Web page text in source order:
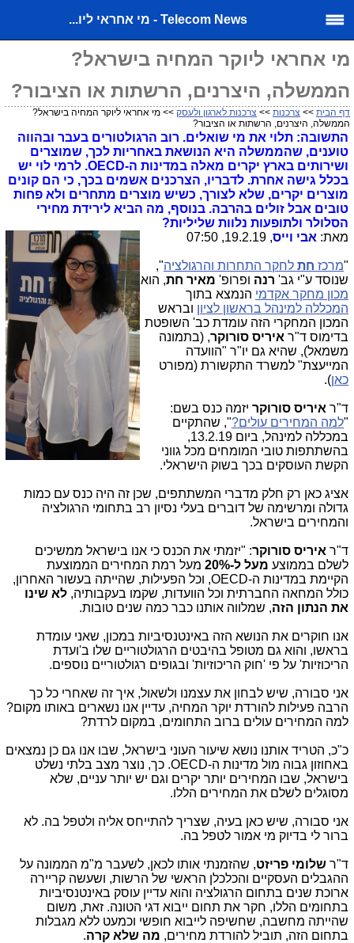
Telecom News - מי אחראי ליו...
מי אחראי ליוקר המחיה בישראל?
הממשלה, היצרנים, הרשתות או הציבור?
דף הבית >> צרכנות >> צרכנות לארגון ולעסק >> מי אחראי ליוקר המחיה בישראל?
הממשלה, היצרנים, הרשתות או הציבור?
התשובה: תלוי את מי שואלים. רוב הרגולטורים בעבר ובהווה
טוענים, שהממשלה היא הנושאת באחריות לכך, שמוצרים
ושירותים בארץ יקרים מאלה במדינות ה-OECD. לרמי לוי יש
בכלל גישה אחרת. לדבריו, הצרכנים אשמים בכך, כי הם קונים
מוצרים יקרים, שלא לצורך, כשיש מוצרים מתחרים ולא פחות
טובים אבל זולים בהרבה. בנוסף, מה הביא לירידת מחירי
הסלולר ולתופעות נלוות שליליות?
מאת: אבי וייס, 19.2.19, 07:50
"מרכז חת לחקר התחרות והרגולציה",
שנוסד ע"י גב' רנה ופרופ' מאיר חת, הוא
מכון מחקר אקדמי הנמצא בתוך
המכללה למינהל בראשון לציון ובראש
המכון המחקרי הזה עומדת כב' השופטת
בדימוס ד"ר איריס סורוקר, (בתמונה
משמאל), שהיא גם יו"ר "הוועדה
המייעצת" למשרד התקשורת (מפורט
כאן).
ד"ר איריס סורוקר יזמה כנס בשם:
"למה המחירים עולים?", שהתקיים
במכללה למינהל, ביום 13.2.19,
בהשתתפות טובי המומחים מכל גווני
הקשת העוסקים בכך בשוק הישראלי.
אציג כאן רק חלק מדברי המשתתפים, שכן זה היה כנס עם כמות
גדולה ומרשימה של דוברים בעלי נסיון רב בתחומי הרגולציה
והמחירים בישראל.
ד"ר איריס סורוקר: "יזמתי את הכנס כי אנו בישראל ממשיכים
לשלם בממוצע מעל ל-20%
מעל רמת המחירים הממוצעת
הקיימת במדינות ה-OECD, וכל הפעילות, שהייתה בעשור האחרון,
כולל המחאה החברתית וכל הוועדות, שקמו בעקבותיה, לא שינו
את הנתון הזה, שמלווה אותנו כבר כמה שנים טובות.
אנו חוקרים את הנושא הזה באינטנסיביות במכון, שאני עומדת
בראשו, והוא גם מטופל בהיבטים הרגולטוריים שלו ב'ועדת
הריכוזיות' על פי 'חוק הריכוזיות' ובגופים רגולטוריים נוספים.
אני סבורה, שיש לבחון את עצמנו ולשאול, איך זה שאחרי כל כך
הרבה פעילות להורדת יוקר המחיה, עדיין אנו נשארים באותו מקום?
למה המחירים עולים ברוב התחומים, במקום לרדת?
כ"כ, הטריד אותנו נושא שיעור העוני בישראל, שבו אנו גם כן נמצאים
באחוזון גבוה מול מדינות ה-OECD. כך, נוצר מצב בלתי נשלט
בישראל, שבו המחירים יותר יקרים וגם יש יותר עניים, שלא
מסוגלים לשלם את המחירים הללו.
אני סבורה, שיש כאן בעיה, שצריך להתייחס אליה ולטפל בה. לא
ברור לי בדיוק מי אמור לטפל בה.
ד"ר שלומי פריזט, שהזמנתי אותו לכאן, לשעבר מ"מ הממונה על
ההגבלים העסקיים והכלכלן הראשי של הרשות, ושעשה קריירה
ארוכת שנים בתחום הרגולציה והוא עדיין עוסק באינטנסיביות
בתחומים הללו, חקר את תחום ייבוא דגי הטונה. זאת, משום
שהייתה מחשבה, שחשיפה לייבוא חופשי וכמעט ללא מגבלות
בתחום הזה, תוביל להורדת מחירים, מה שלא קרה.